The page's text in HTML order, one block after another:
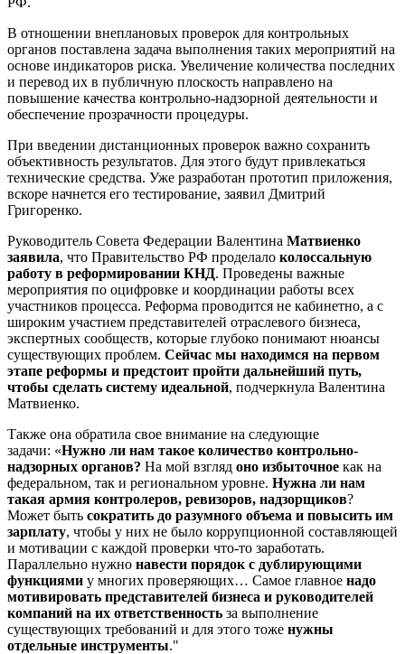
В отношении внеплановых проверок для контрольных
органов поставлена задача выполнения таких мероприятий на
основе индикаторов риска. Увеличение количества последних
и перевод их в публичную плоскость направлено на
повышение качества контрольно-надзорной деятельности и
обеспечение прозрачности процедуры.
При введении дистанционных проверок важно сохранить
объективность результатов. Для этого будут привлекаться
технические средства. Уже разработан прототип приложения,
вскоре начнется его тестирование, заявил Дмитрий
Григоренко.
Руководитель Совета Федерации Валентина Матвиенко
заявила, что Правительство РФ проделало колоссальную
работу в реформировании КНД. Проведены важные
мероприятия по оцифровке и координации работы всех
участников процесса. Реформа проводится не кабинетно, а с
широким участием представителей отраслевого бизнеса,
экспертных сообществ, которые глубоко понимают нюансы
существующих проблем. Сейчас мы находимся на первом
этапе реформы и предстоит пройти дальнейший путь,
чтобы сделать систему идеальной, подчеркнула Валентина
Матвиенко.
Также она обратила свое внимание на следующие
задачи: «Нужно ли нам такое количество контрольно-
надзорных органов? На мой взгляд оно избыточное как на
федеральном, так и региональном уровне. Нужна ли нам
такая армия контролеров, ревизоров, надзорщиков?
Может быть сократить до разумного объема и повысить им
зарплату, чтобы у них не было коррупционной составляющей
и мотивации с каждой проверки что-то заработать.
Параллельно нужно навести порядок с дублирующими
функциями у многих проверяющих… Самое главное надо
мотивировать представителей бизнеса и руководителей
компаний на их ответственность за выполнение
существующих требований и для этого тоже нужны
отдельные инструменты."